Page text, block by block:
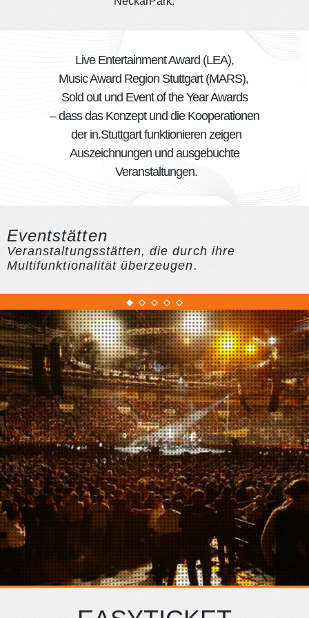
Live Entertainment Award (LEA),
Music Award Region Stuttgart (MARS),
Sold out und Event of the Year Awards
– dass das Konzept und die Kooperationen
der in.Stuttgart funktionieren zeigen
Auszeichnungen und ausgebuchte
Veranstaltungen.
Eventstätten
Veranstaltungsstätten, die durch ihre
Multifunktionalität überzeugen.